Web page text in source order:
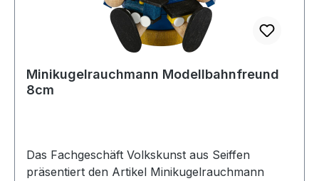
Minikugelrauchmann Modellbahnfreund
8cm
Das Fachgeschäft Volkskunst aus Seiffen
präsentiert den Artikel Minikugelrauchmann